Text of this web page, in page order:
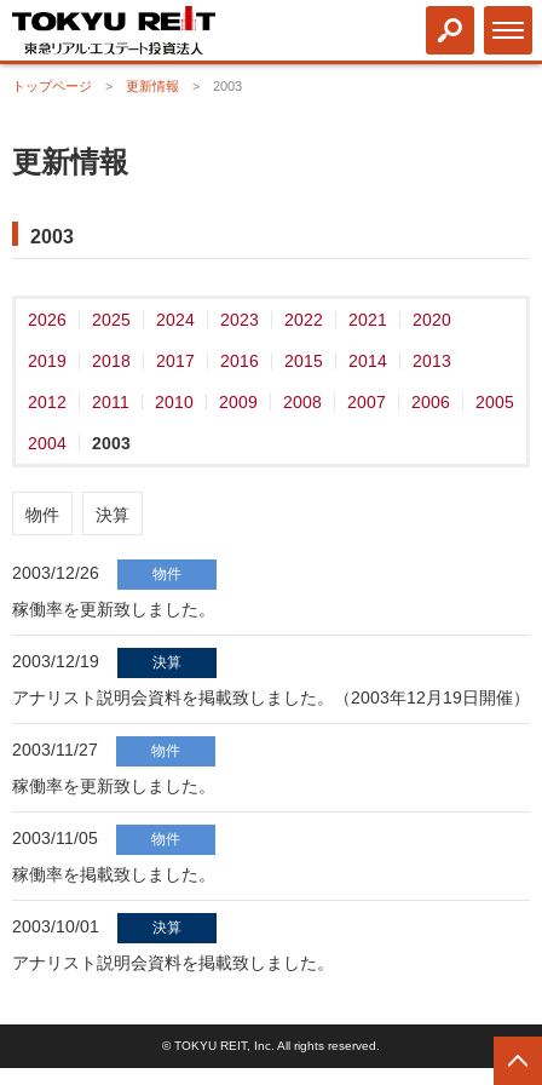
トップページ 更新情報 2003
更新情報
2003
2026 2025 2024 2023 2022 2021 2020
2019 2018 2017 2016 2015 2014 2013
2012 2011 2010 2009 2008 2007 2006 2005
2004 2003
物件 決算
2003/12/26 物件
稼働率を更新致しました。
2003/12/19 決算
アナリスト説明会資料を掲載致しました。（2003年12月19日開催）
2003/11/27 物件
稼働率を更新致しました。
2003/11/05 物件
稼働率を掲載致しました。
2003/10/01 決算
アナリスト説明会資料を掲載致しました。
© TOKYU REIT, Inc. All rights reserved.